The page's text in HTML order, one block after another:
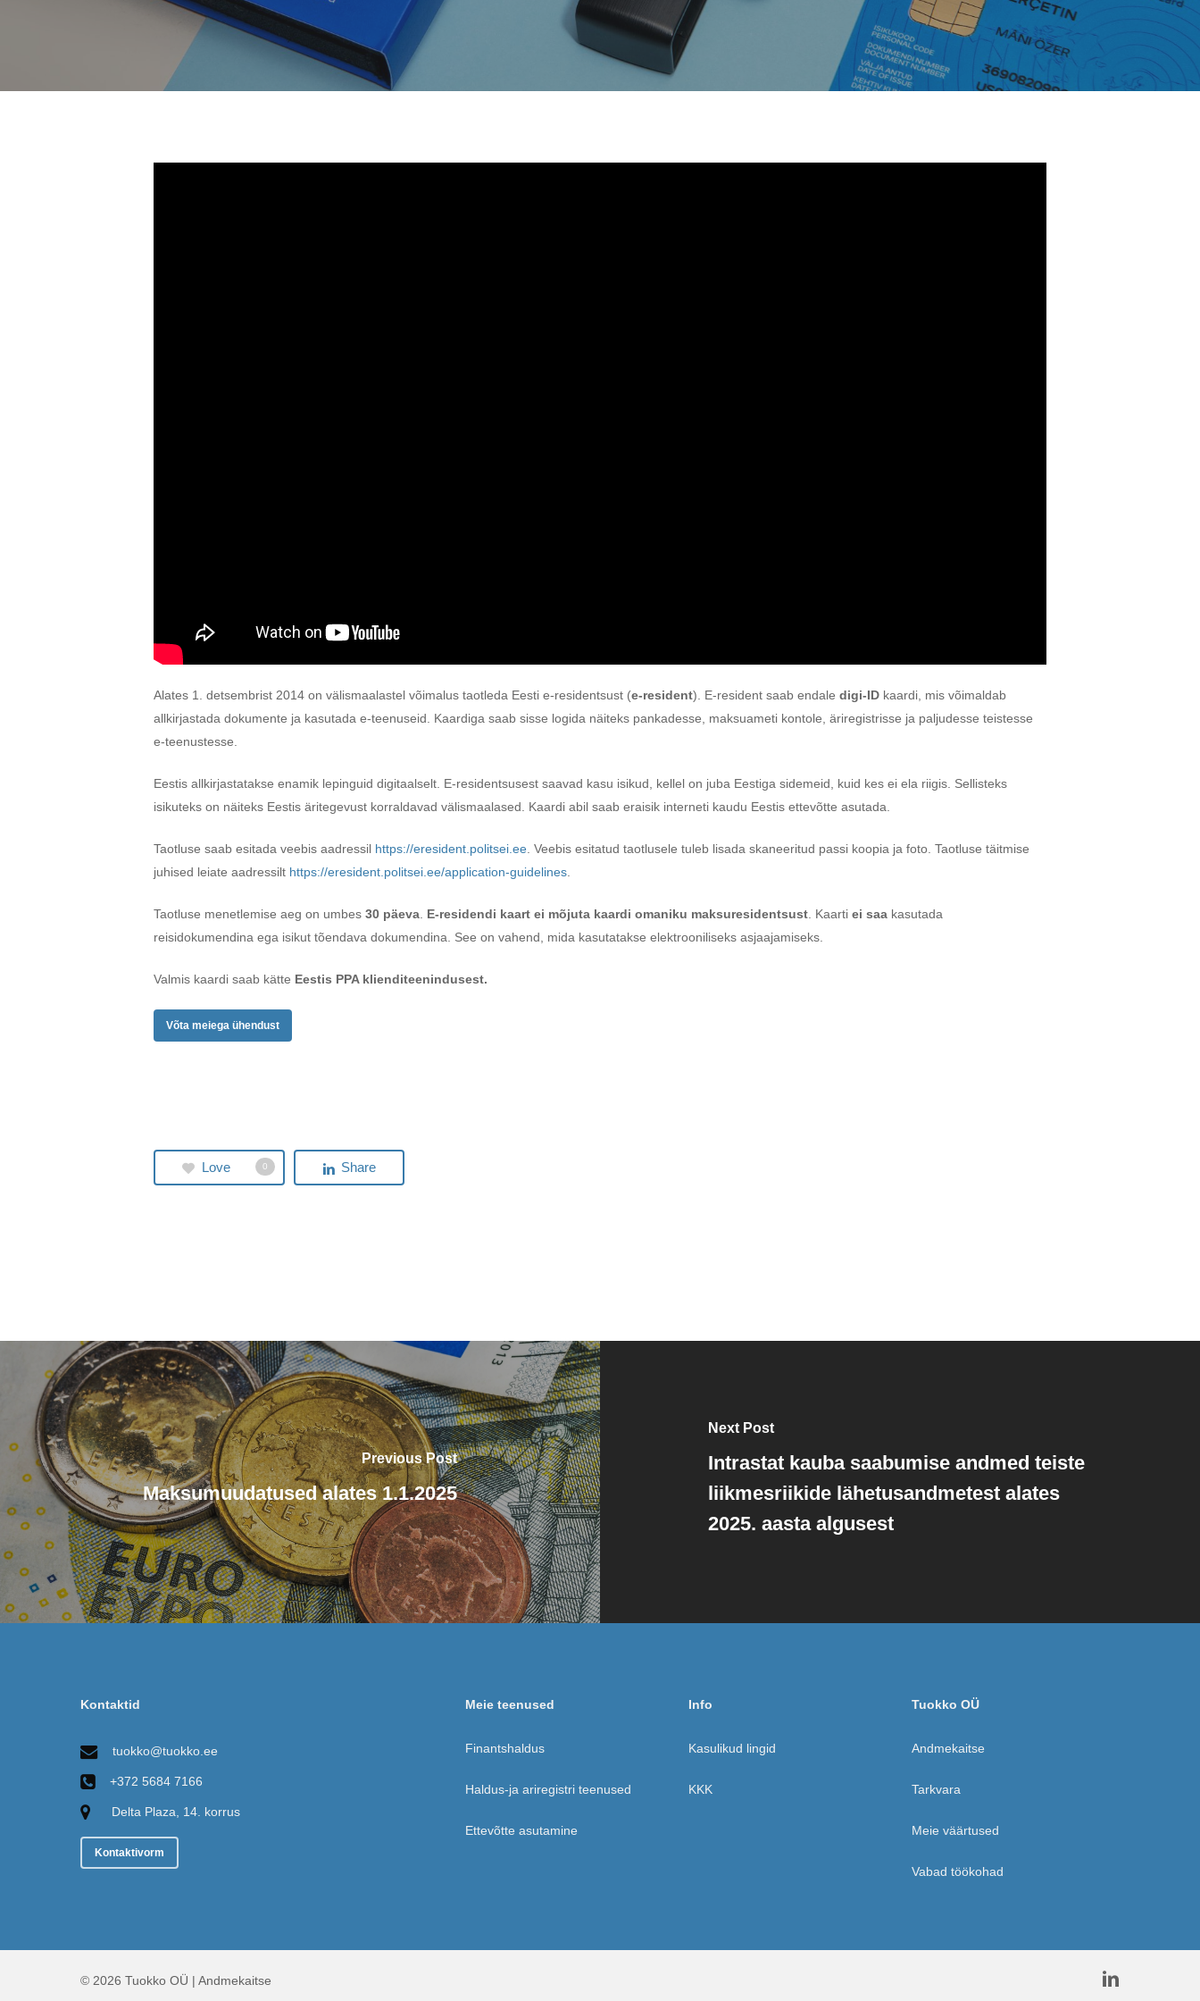
Sisesta tekst ja vajuta Enter
Alates 1. detsembrist 2014 on välismaalastel võimalus taotleda Eesti e-residentsust (e-resident). E-resident saab endaledigi-ID kaardi, mis võimaldab
allkirjastada dokumente ja kasutada e-teenuseid. Kaardiga saab sisse logida näiteks pankadesse, maksuameti kontole, äriregistrisse ja paljudesse teistesse
e-teenustesse.
Eestis allkirjastatakse enamik lepinguid digitaalselt. E-residentsusest saavad kasu isikud, kellel on juba Eestiga sidemeid, kuid kes ei ela riigis. Sellisteks
isikuteks on näiteks Eestis äritegevust korraldavad välismaalased. Kaardi abil saab eraisik interneti kaudu Eestis ettevõtte asutada.
Taotluse saab esitada veebis aadressil https://eresident.politsei.ee. Veebis esitatud taotlusele tuleb lisada skaneeritud passi koopia ja foto. Taotluse täitmise
juhised leiate aadressilt https://eresident.politsei.ee/application-guidelines.
Taotluse menetlemise aeg on umbes30 päeva. E-residendi kaart ei mõjuta kaardi omaniku maksuresidentsust. Kaartiei saa kasutada
reisidokumendina ega isikut tõendava dokumendina. See on vahend, mida kasutatakse elektrooniliseks asjaajamiseks.
Valmis kaardi saab kätte Eestis PPA klienditeenindusest.
Võta meiega ühendust
Love 0 Share
Previous Post
Maksumuudatused alates 1.1.2025
Next Post
Intrastat kauba saabumise andmed teiste
liikmesriikide lähetusandmetest alates
2025. aasta algusest
Kontaktid
tuokko@tuokko.ee
+372 5684 7166
Delta Plaza, 14. korrus
Kontaktivorm
Meie teenused
Finantshaldus
Haldus-ja ariregistri teenused
Ettevõtte asutamine
Info
Kasulikud lingid
KKK
Tuokko OÜ
Andmekaitse
Tarkvara
Meie väärtused
Vabad töökohad
© 2026 Tuokko OÜ | Andmekaitse linkedin